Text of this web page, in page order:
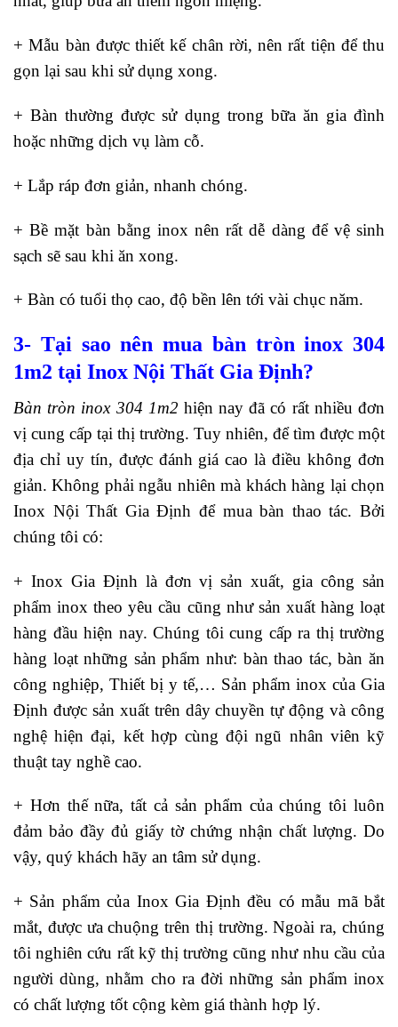
+ Mẫu bàn được thiết kế chân rời, nên rất tiện để thu
gọn lại sau khi sử dụng xong.
+ Bàn thường được sử dụng trong bữa ăn gia đình
hoặc những dịch vụ làm cỗ.
+ Lắp ráp đơn giản, nhanh chóng.
+ Bề mặt bàn bằng inox nên rất dễ dàng để vệ sinh
sạch sẽ sau khi ăn xong.
+ Bàn có tuổi thọ cao, độ bền lên tới vài chục năm.
3- Tại sao nên mua bàn tròn inox 304
1m2 tại Inox Nội Thất Gia Định?
Bàn tròn inox 304 1m2 hiện nay đã có rất nhiều đơn
vị cung cấp tại thị trường. Tuy nhiên, để tìm được một
địa chỉ uy tín, được đánh giá cao là điều không đơn
giản. Không phải ngẫu nhiên mà khách hàng lại chọn
Inox Nội Thất Gia Định để mua bàn thao tác. Bởi
chúng tôi có:
+ Inox Gia Định là đơn vị sản xuất, gia công sản
phẩm inox theo yêu cầu cũng như sản xuất hàng loạt
hàng đầu hiện nay. Chúng tôi cung cấp ra thị trường
hàng loạt những sản phẩm như: bàn thao tác,bàn ăn
công nghiệp, Thiết bị y tế,… Sản phẩm inox của Gia
Định được sản xuất trên dây chuyền tự động và công
nghệ hiện đại, kết hợp cùng đội ngũ nhân viên kỹ
thuật tay nghề cao.
+ Hơn thế nữa, tất cả sản phẩm của chúng tôi luôn
đảm bảo đầy đủ giấy tờ chứng nhận chất lượng. Do
vậy, quý khách hãy an tâm sử dụng.
+ Sản phẩm của Inox Gia Định đều có mẫu mã bắt
mắt, được ưa chuộng trên thị trường. Ngoài ra, chúng
tôi nghiên cứu rất kỹ thị trường cũng như nhu cầu của
người dùng, nhằm cho ra đời những sản phẩm inox
có chất lượng tốt cộng kèm giá thành hợp lý.